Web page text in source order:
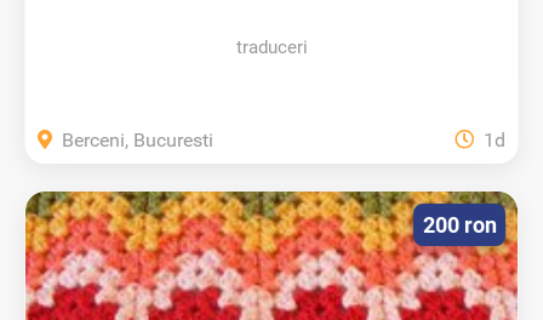
traduceri
Berceni, Bucuresti 1d
200 ron